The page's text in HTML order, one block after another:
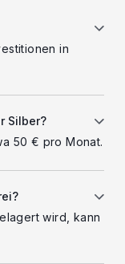
in
Silber?
50 € pro Monat.
wird, kann